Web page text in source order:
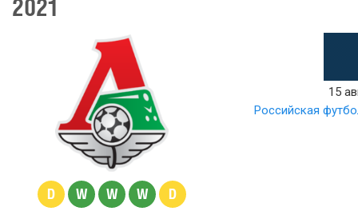
2021
D W W W D
15
Российская